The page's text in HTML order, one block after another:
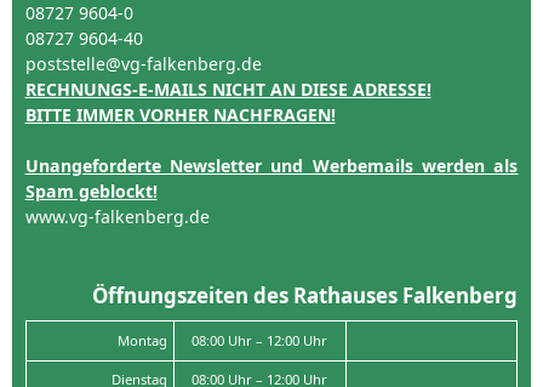
08727 9604-0
08727 9604-40
poststelle@vg-falkenberg.de
RECHNUNGS-E-MAILS NICHT AN DIESE ADRESSE!
BITTE IMMER VORHER NACHFRAGEN!
Unangeforderte Newsletter und Werbemails werden als
Spam geblockt!
www.vg-falkenberg.de
Öffnungszeiten des Rathauses Falkenberg
Montag 08:00 Uhr – 12:00 Uhr
Dienstag 08:00 Uhr – 12:00 Uhr